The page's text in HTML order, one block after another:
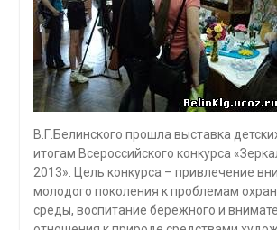
В.Г.Белинского прошла выставка
итогам Всероссийского конкурса
2013». Цель конкурса – привлечение
молодого поколения к проблемам
среды, воспитание бережного и